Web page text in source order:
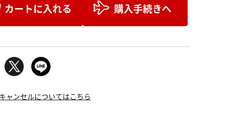
カートに入れる 購入手続きへ
ャンセルについてはこちら